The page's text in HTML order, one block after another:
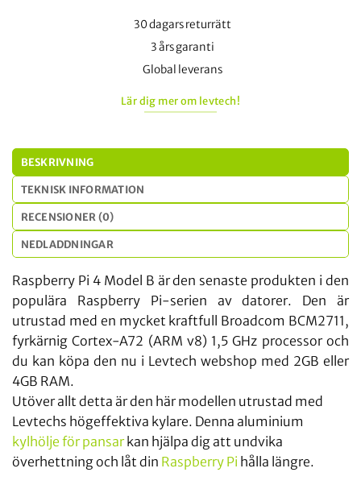
30 dagars returrätt
3 års garanti
Global leverans
Lär dig mer om levtech!
BESKRIVNING
TEKNISK INFORMATION
RECENSIONER (0)
NEDLADDNINGAR
Raspberry Pi 4 Model B är den senaste produkten i den
populära Raspberry Pi-serien av datorer. Den är
utrustad med en mycket kraftfull Broadcom BCM2711,
fyrkärnig Cortex-A72 (ARM v8) 1,5 GHz processor och
du kan köpa den nu i Levtech webshop med 2GB eller
4GB RAM.
Utöver allt detta är den här modellen utrustad med
Levtechs högeffektiva kylare. Denna aluminium
kylhölje för pansar kan hjälpa dig att undvika
överhettning och låt din Raspberry Pi hålla längre.